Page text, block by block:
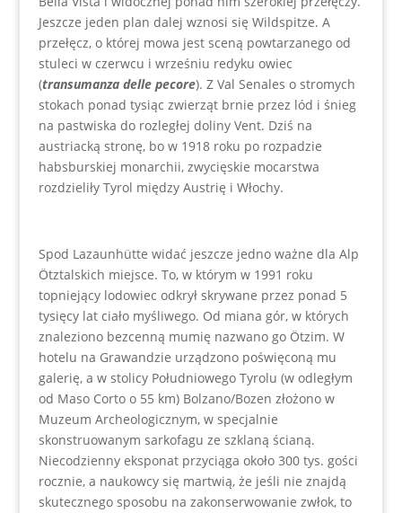
Jeszcze jeden plan dalej wznosi się Wildspitze. A
przełęcz, o której mowa jest sceną powtarzanego od
stuleci w czerwcu i wrześniu redyku owiec
(transumanza delle pecore). Z Val Senales o stromych
stokach ponad tysiąc zwierząt brnie przez lód i śnieg
na pastwiska do rozległej doliny Vent. Dziś na
austriacką stronę, bo w 1918 roku po rozpadzie
habsburskiej monarchii, zwycięskie mocarstwa
rozdzieliły Tyrol między Austrię i Włochy.
Spod Lazaunhütte widać jeszcze jedno ważne dla Alp
Ötztalskich miejsce. To, w którym w 1991 roku
topniejący lodowiec odkrył skrywane przez ponad 5
tysięcy lat ciało myśliwego. Od miana gór, w których
znaleziono bezcenną mumię nazwano go Ötzim. W
hotelu na Grawandzie urządzono poświęconą mu
galerię, a w stolicy Południowego Tyrolu (w odległym
od Maso Corto o 55 km) Bolzano/Bozen złożono w
Muzeum Archeologicznym, w specjalnie
skonstruowanym sarkofagu ze szklaną ścianą.
Niecodzienny eksponat przyciąga około 300 tys. gości
rocznie, a naukowcy się martwią, że jeśli nie znajdą
skutecznego sposobu na zakonserwowanie zwłok, to